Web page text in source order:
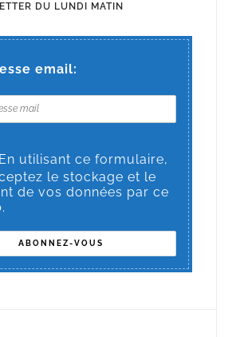
DU LUNDI MATIN
email:
En utilisant ce formulaire,
le stockage et le
de vos données par ce